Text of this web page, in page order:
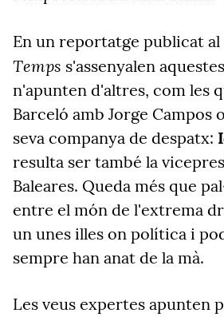
En un reportatge publicat
Temps s'assenyalen
n'apunten d'altres, com les
Barceló amb Jorge Campos
seva companya de despatx:
resulta ser també la
Baleares. Queda més que
entre el món de l'extrema
un unes illes on política i
sempre han anat de la mà.
Les veus expertes apunten